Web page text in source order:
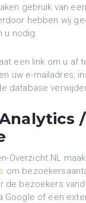
gebruik van
hebben wij
u nodig.
een link om u af
uw e-mailadres,
database
/
Overzicht.NL
om
de bezoekers
Google of een